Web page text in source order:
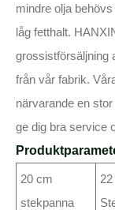
mindre olja
låg fetthalt.
grossistförsäljning
från vår fabrik.
närvarande en
ge dig bra service
20 cm
stekpanna